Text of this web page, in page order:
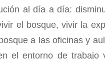
al día a día:
el bosque, vivir la
a las oficinas y
el entorno de trabajo